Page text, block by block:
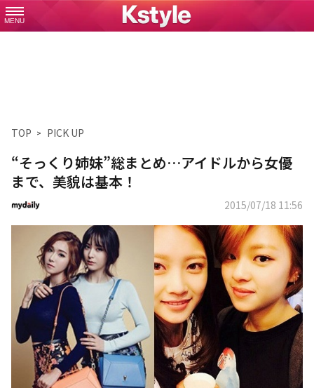
MENU
TOP PICK UP
“そっくり姉妹”総まとめ…アイドルから女優
まで、美貌は基本！
2015/07/18 11:56